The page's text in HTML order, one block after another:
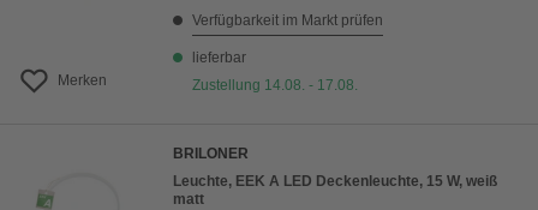
Merken
Verfügbarkeit im Markt prüfen
lieferbar
Zustellung 14.08. - 17.08.
BRILONER
Leuchte, EEK A LED Deckenleuchte, 15 W, weiß
matt